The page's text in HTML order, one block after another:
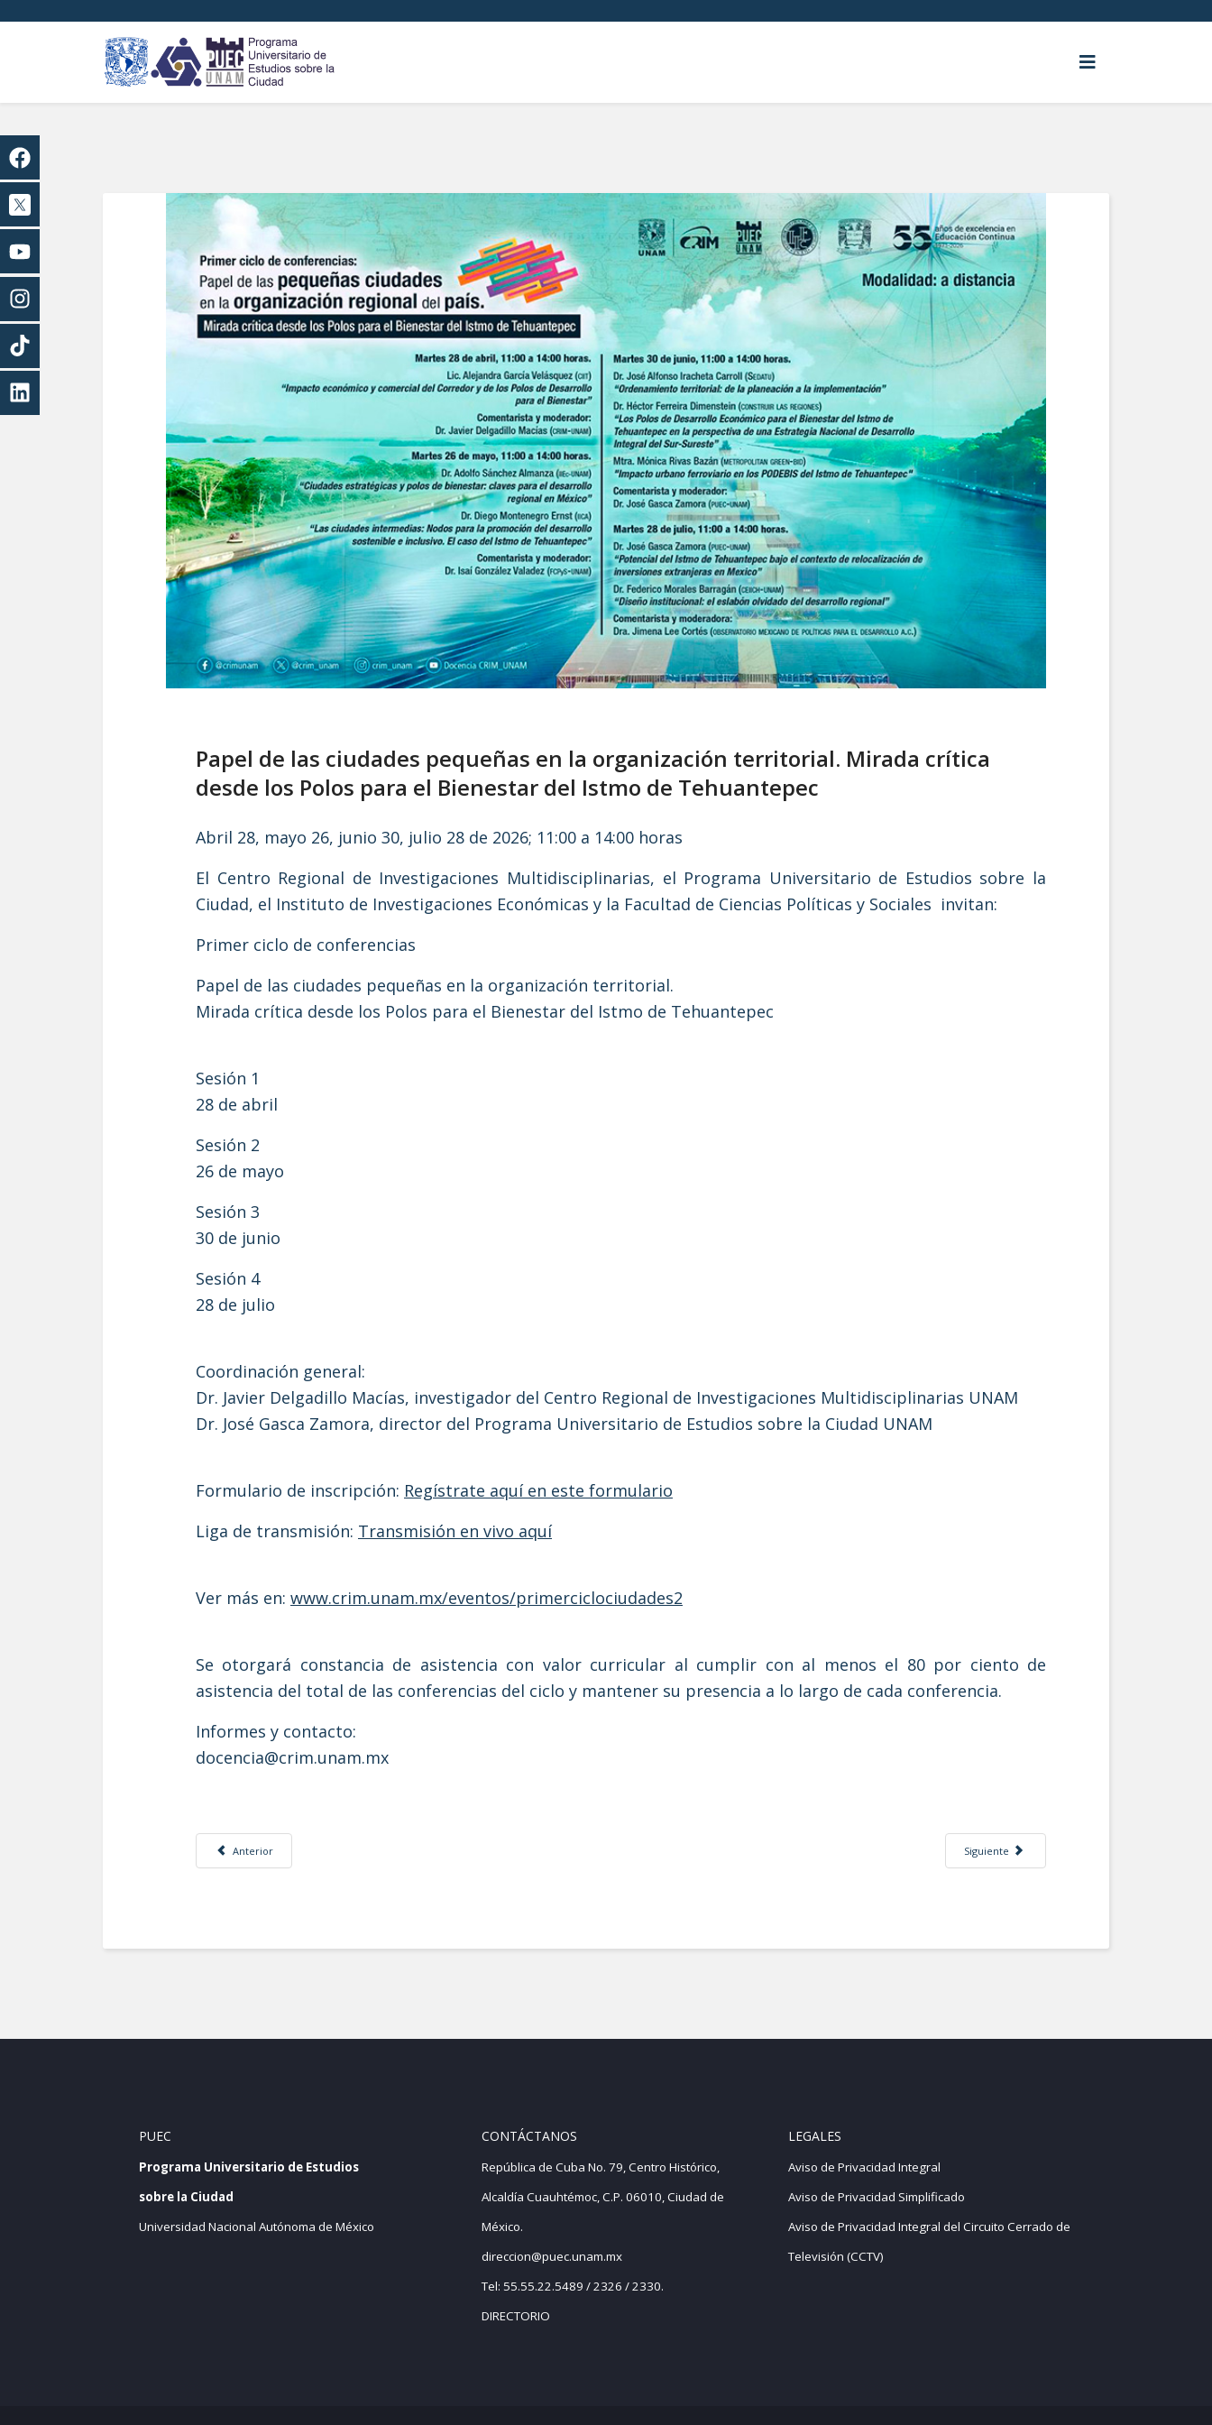
Papel de las ciudades pequeñas en la organización territorial. Mirada crítica
desde los Polos para el Bienestar del Istmo de Tehuantepec
Abril 28, mayo 26, junio 30, julio 28 de 2026; 11:00 a 14:00 horas
El Centro Regional de Investigaciones Multidisciplinarias, el Programa Universitario de Estudios sobre la
Ciudad, el Instituto de Investigaciones Económicas y la Facultad de Ciencias Políticas y Sociales invitan:
Primer ciclo de conferencias
Papel de las ciudades pequeñas en la organización territorial.
Mirada crítica desde los Polos para el Bienestar del Istmo de Tehuantepec
Sesión 1
28 de abril
Sesión 2
26 de mayo
Sesión 3
30 de junio
Sesión 4
28 de julio
Coordinación general:
Dr. Javier Delgadillo Macías, investigador del Centro Regional de Investigaciones Multidisciplinarias UNAM
Dr. José Gasca Zamora, director del Programa Universitario de Estudios sobre la Ciudad UNAM
Formulario de inscripción: Regístrate aquí en este formulario
Liga de transmisión: Transmisión en vivo aquí
Ver más en: www.crim.unam.mx/eventos/primerciclociudades2
Se otorgará constancia de asistencia con valor curricular al cumplir con al menos el 80 por ciento de
asistencia del total de las conferencias del ciclo y mantener su presencia a lo largo de cada conferencia.
Informes y contacto:
docencia@crim.unam.mx
Artículo anterior: Calles seguras e inclusivas para las infancias
Anterior Artículo siguiente: La ciudad como vitrina global.
Siguiente
PUEC
Programa Universitario de Estudios
sobre la Ciudad
Universidad Nacional Autónoma de México
CONTÁCTANOS
República de Cuba No. 79, Centro Histórico,
Alcaldía Cuauhtémoc, C.P. 06010, Ciudad de
México.
direccion@puec.unam.mx
Tel: 55.55.22.5489 / 2326 / 2330.
DIRECTORIO
LEGALES
Aviso de Privacidad Integral
Aviso de Privacidad Simplificado
Aviso de Privacidad Integral del Circuito Cerrado de
Televisión (CCTV)